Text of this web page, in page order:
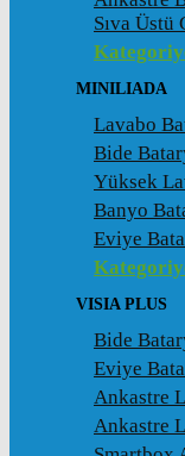
Sıva
MINILIADA
Lavabo
Bide
Yüksek
Banyo
Eviye
VISIA PLUS
Bide
Eviye
Ankastre
Ankastre